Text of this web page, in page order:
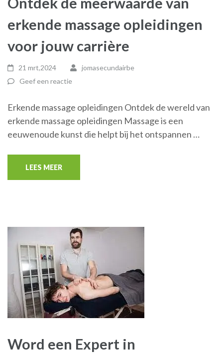
erkende massage opleidingen
voor jouw carrière
21 mrt,2024
jomasecundairbe
Geef een reactie
Erkende massage opleidingen Ontdek de wereld van
erkende massage opleidingen Massage is een
eeuwenoude kunst die helpt bij het ontspannen …
LEES MEER
Word een Expert in